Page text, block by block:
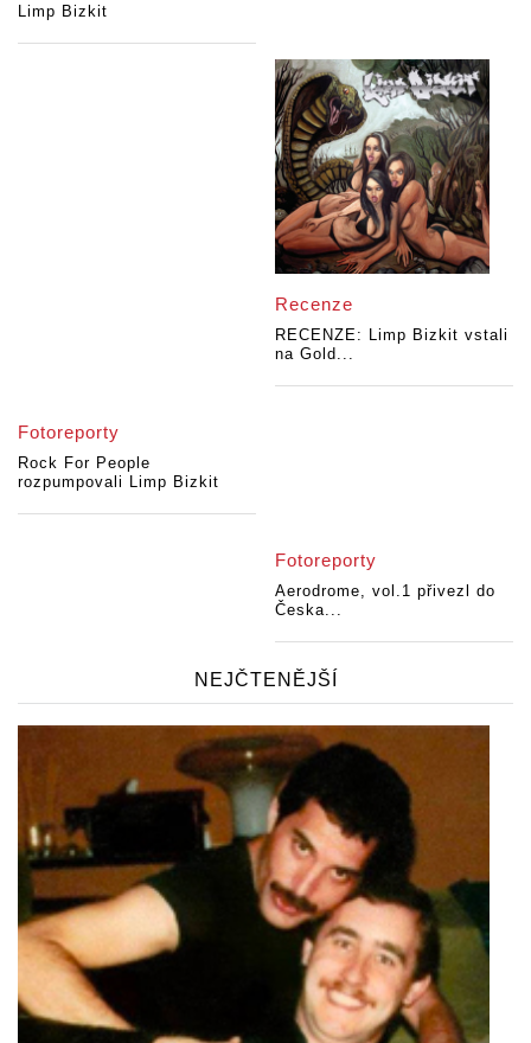
Limp Bizkit
Recenze
RECENZE: Limp Bizkit vstali
na Gold...
Fotoreporty
Rock For People
rozpumpovali Limp Bizkit
Fotoreporty
Aerodrome, vol.1 přivezl do
Česka...
NEJČTENĚJŠÍ